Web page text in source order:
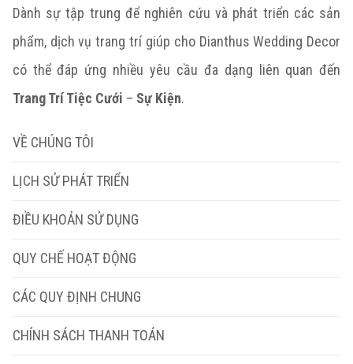
Dành sự tập trung để nghiên cứu và phát triển các sản
phẩm, dịch vụ trang trí giúp cho Dianthus Wedding Decor
có thể đáp ứng nhiều yêu cầu đa dạng liên quan đến
Trang Trí Tiệc Cưới – Sự Kiện.
VỀ CHÚNG TÔI
LỊCH SỬ PHÁT TRIỂN
ĐIỀU KHOẢN SỬ DỤNG
QUY CHẾ HOẠT ĐỘNG
CÁC QUY ĐỊNH CHUNG
CHÍNH SÁCH THANH TOÁN